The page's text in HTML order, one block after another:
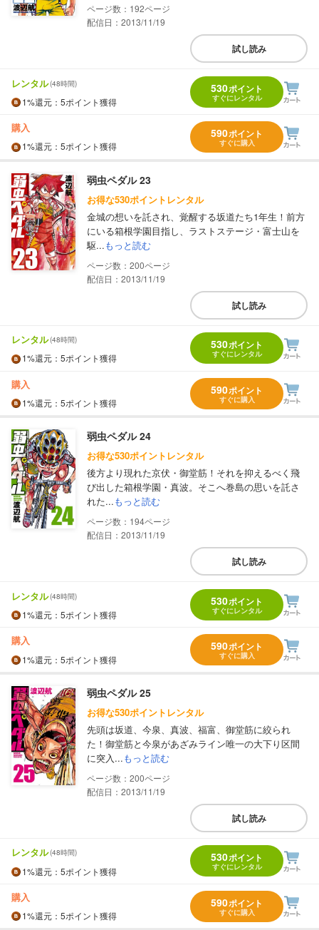
192
配信日：2013/11/19
試し読み
レンタル(48時間)
1%還元 ：5ポイント獲得
530ポイント
すぐにレンタル
購入
1%還元 ：5ポイント獲得
590ポイント
すぐに購入
弱虫ペダル 23
お得な530ポイントレンタル
金城の想いを託され、覚醒する坂道たち1年生！前方
にいる箱根学園目指し、ラストステージ・富士山を
駆...もっと読む
200
配信日：2013/11/19
試し読み
レンタル(48時間)
1%還元 ：5ポイント獲得
530ポイント
すぐにレンタル
購入
1%還元 ：5ポイント獲得
590ポイント
すぐに購入
弱虫ペダル 24
お得な530ポイントレンタル
後方より現れた京伏・御堂筋！それを抑えるべく飛
び出した箱根学園・真波。そこへ巻島の思いを託さ
れた...もっと読む
194
配信日：2013/11/19
試し読み
レンタル(48時間)
1%還元 ：5ポイント獲得
530ポイント
すぐにレンタル
購入
1%還元 ：5ポイント獲得
590ポイント
すぐに購入
弱虫ペダル 25
お得な530ポイントレンタル
先頭は坂道、今泉、真波、福富、御堂筋に絞られ
た！御堂筋と今泉があざみライン唯一の大下り区間
に突入...もっと読む
200
配信日：2013/11/19
試し読み
レンタル(48時間)
1%還元 ：5ポイント獲得
530ポイント
すぐにレンタル
購入
1%還元 ：5ポイント獲得
590ポイント
すぐに購入